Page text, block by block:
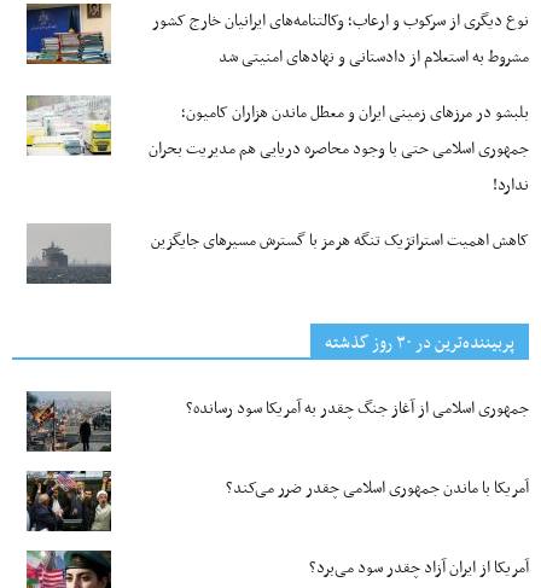
نوع دیگری از سرکوب و ارعاب؛ وکالتنامه‌های ایرانیان خارج کشور
مشروط به استعلام از دادستانی و نهادهای امنیتی شد
بلبشو در مرزهای زمینی ایران و معطل ماندن هزاران کامیون؛
جمهوری اسلامی حتی با وجود محاصره دریایی هم مدیریت بحران
ندارد!
کاهش اهمیت استراتژیک تنگه‌ هرمز با گسترش مسیرهای جایگزین
پربیننده‌ترین‌ در ۳۰ روز گذشته
جمهوری اسلامی از آغاز جنگ چقدر به آمریکا سود رسانده؟
آمریکا با ماندن جمهوری اسلامی چقدر ضرر می‌کند؟
آمریکا از ایران آزاد چقدر سود می‌برد؟